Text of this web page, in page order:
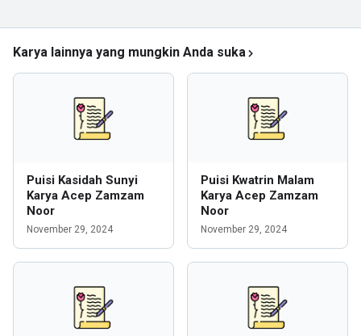
Karya lainnya yang mungkin Anda suka
Puisi Kasidah Sunyi
Karya Acep Zamzam
Noor
November 29, 2024
Puisi Kwatrin Malam
Karya Acep Zamzam
Noor
November 29, 2024